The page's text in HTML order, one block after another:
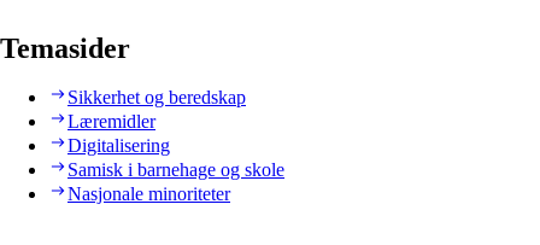
Temasider
Sikkerhet og beredskap
Læremidler
Digitalisering
Samisk i barnehage og skole
Nasjonale minoriteter